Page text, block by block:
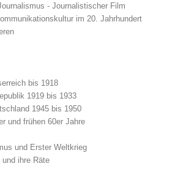
- Journalistischer Film
im 20. Jahrhundert
bis 1918
1919 bis 1933
1945 bis 1950
und frühen 60er Jahre
und Erster Weltkrieg
und ihre Räte